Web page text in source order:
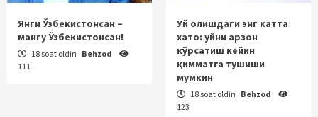
Янги Ўзбекистонсан –
мангу Ўзбекистонсан!
18 soat oldin Behzod
111
Уй олишдаги энг катта
хато: уйни арзон
кўрсатиш кейин
қимматга тушиши
мумкин
18 soat oldin Behzod
123